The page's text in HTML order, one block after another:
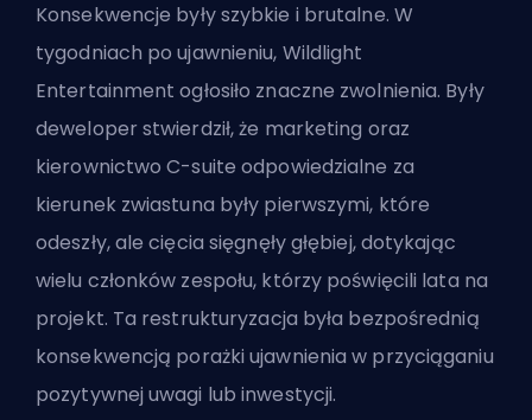
Konsekwencje były szybkie i brutalne. W
tygodniach po ujawnieniu, Wildlight
Entertainment ogłosiło znaczne zwolnienia. Były
deweloper stwierdził, że marketing oraz
kierownictwo C-suite odpowiedzialne za
kierunek zwiastuna były pierwszymi, które
odeszły, ale cięcia sięgnęły głębiej, dotykając
wielu członków zespołu, którzy poświęcili lata na
projekt. Ta restrukturyzacja była bezpośrednią
konsekwencją porażki ujawnienia w przyciąganiu
pozytywnej uwagi lub inwestycji.